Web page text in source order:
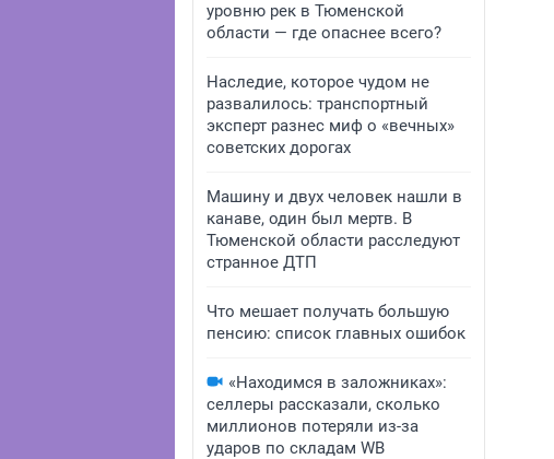
уровню рек в Тюменской
области — где опаснее всего?
Наследие, которое чудом не
развалилось: транспортный
эксперт разнес миф о «вечных»
советских дорогах
Машину и двух человек нашли в
канаве, один был мертв. В
Тюменской области расследуют
странное ДТП
Что мешает получать большую
пенсию: список главных ошибок
«Находимся в заложниках»:
селлеры рассказали, сколько
миллионов потеряли из-за
ударов по складам WB